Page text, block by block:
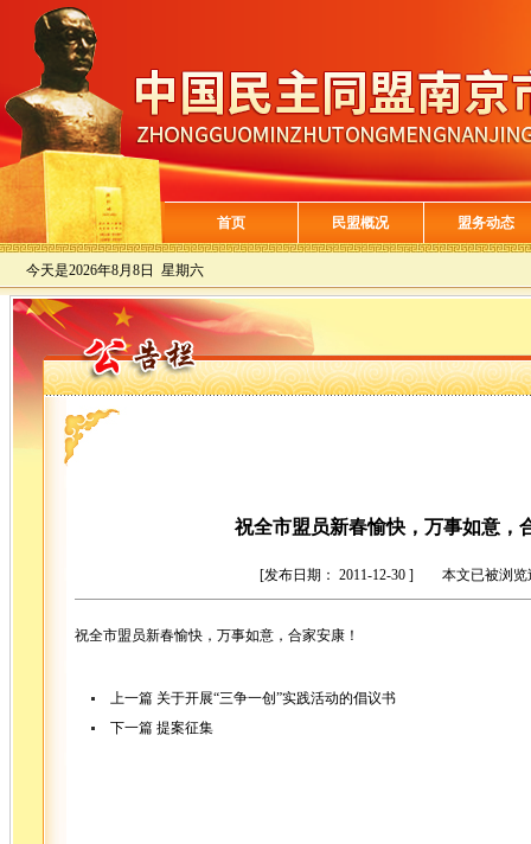
首页 民盟概况 盟务动态
今天是2026年8月8日 星期六
祝全市盟员新春愉快，万事如意，
[发布日期： 2011-12-30 ] 本文已被浏
祝全市盟员新春愉快，万事如意，合家安康！
上一篇 关于开展“三争一创”实践活动的倡议书
下一篇 提案征集